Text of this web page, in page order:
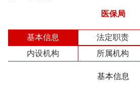
医保局
基本信息 法定职责
内设机构
所属机构
基本信息